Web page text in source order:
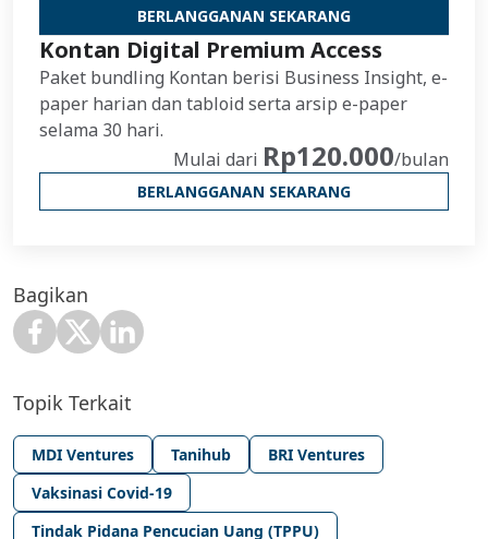
BERLANGGANAN SEKARANG
Kontan Digital Premium Access
Paket bundling Kontan berisi Business Insight, e-
paper harian dan tabloid serta arsip e-paper
selama 30 hari.
Mulai dari Rp120.000/bulan
BERLANGGANAN SEKARANG
Bagikan
Topik Terkait
MDI Ventures Tanihub
BRI Ventures
Vaksinasi Covid-19
Tindak Pidana Pencucian Uang (TPPU)